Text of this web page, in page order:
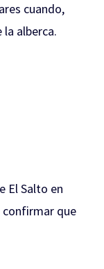
cuando,
alberca.
El Salto en
confirmar que